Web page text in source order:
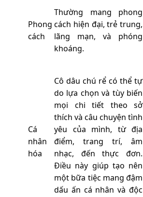
Phong
cách
Thường mang phong
cách hiện đại, trẻ trung,
lãng mạn, và phóng
khoáng.
Cá
nhân
hóa
Cô dâu chú rể có thể tự
do lựa chọn và tùy biến
mọi chi tiết theo sở
thích và câu chuyện tình
yêu của mình, từ địa
điểm, trang trí, âm
nhạc, đến thực đơn.
Điều này giúp tạo nên
một bữa tiệc mang đậm
dấu ấn cá nhân và độc